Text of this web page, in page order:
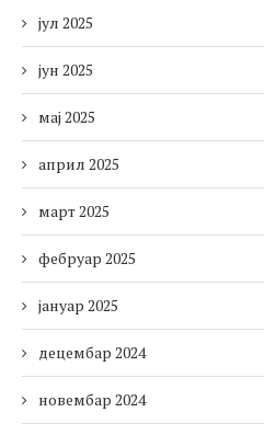
јул 2025
јун 2025
мај 2025
април 2025
март 2025
фебруар 2025
јануар 2025
децембар 2024
новембар 2024